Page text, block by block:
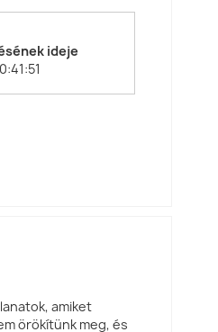
ideje
amiket
örökítünk meg, és